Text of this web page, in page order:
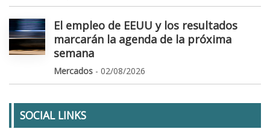
El empleo de EEUU y los resultados
marcarán la agenda de la próxima
semana
Mercados - 02/08/2026
SOCIAL LINKS